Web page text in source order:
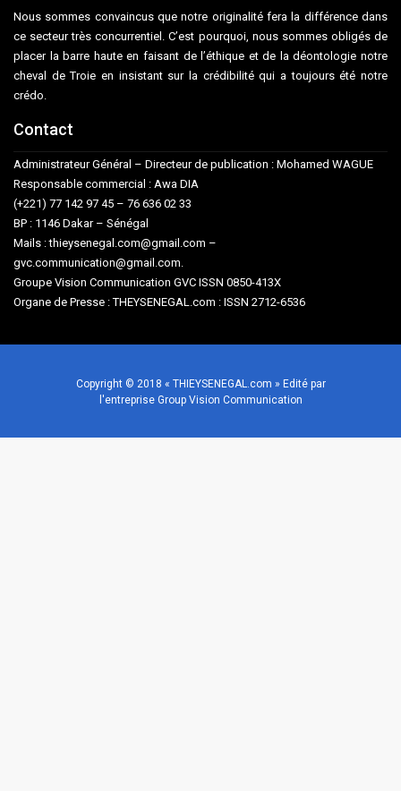
Nous sommes convaincus que notre originalité fera la différence dans
ce secteur très concurrentiel. C’est pourquoi, nous sommes obligés de
placer la barre haute en faisant de l’éthique et de la déontologie notre
cheval de Troie en insistant sur la crédibilité qui a toujours été notre
crédo.
Contact
Administrateur Général – Directeur de publication : Mohamed WAGUE
Responsable commercial : Awa DIA
(+221) 77 142 97 45 – 76 636 02 33
BP : 1146 Dakar – Sénégal
Mails : thieysenegal.com@gmail.com –
gvc.communication@gmail.com.
Groupe Vision Communication GVC ISSN 0850-413X
Organe de Presse : THEYSENEGAL.com : ISSN 2712-6536
Copyright © 2018 « THIEYSENEGAL.com » Edité par
l'entreprise Group Vision Communication